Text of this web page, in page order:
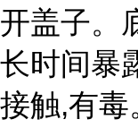
开盖子。
长时间暴
接触,有毒